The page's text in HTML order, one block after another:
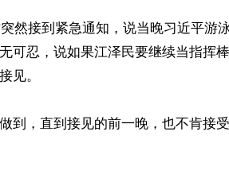
然接到紧急通知，说当晚习近平游
可忍，说如果江泽民要继续当指挥
见。
到，直到接见的前一晚，也不肯接